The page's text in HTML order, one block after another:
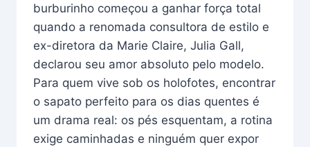
burburinho começou a ganhar força total
quando a renomada consultora de estilo e
ex-diretora da Marie Claire, Julia Gall,
declarou seu amor absoluto pelo modelo.
Para quem vive sob os holofotes, encontrar
o sapato perfeito para os dias quentes é
um drama real: os pés esquentam, a rotina
exige caminhadas e ninguém quer expor